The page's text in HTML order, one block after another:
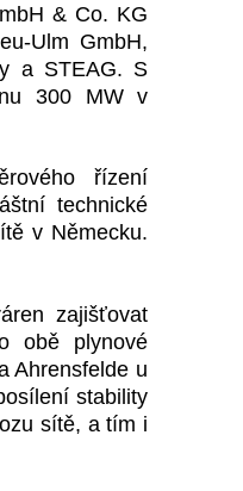
& Co. KG
Ulm GmbH,
a STEAG. S
300 MW v
řízení
technické
v Německu.
zajišťovat
obě plynové
Ahrensfelde u
stability
sítě, a tím i